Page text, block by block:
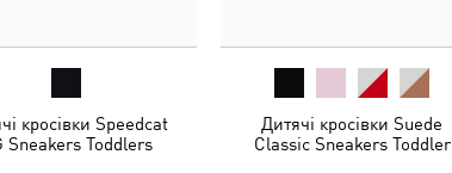
кросівки Speedcat
Sneakers Toddlers
Дитячі кросівки Suede
Classic Sneakers Toddler